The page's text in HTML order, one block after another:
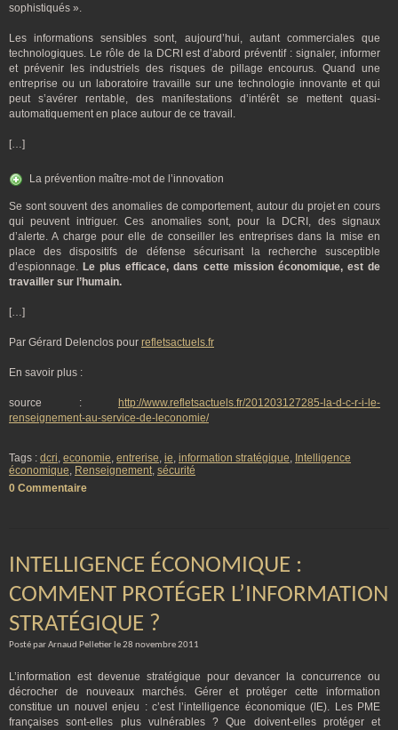
sophistiqués ».
Les informations sensibles sont, aujourd’hui, autant commerciales que
technologiques. Le rôle de la DCRI est d’abord préventif : signaler, informer
et prévenir les industriels des risques de pillage encourus. Quand une
entreprise ou un laboratoire travaille sur une technologie innovante et qui
peut s’avérer rentable, des manifestations d’intérêt se mettent quasi-
automatiquement en place autour de ce travail.
[…]
La prévention maître-mot de l’innovation
Se sont souvent des anomalies de comportement, autour du projet en cours
qui peuvent intriguer. Ces anomalies sont, pour la DCRI, des signaux
d’alerte. A charge pour elle de conseiller les entreprises dans la mise en
place des dispositifs de défense sécurisant la recherche susceptible
d’espionnage. Le plus efficace, dans cette mission économique, est de
travailler sur l’humain.
[…]
Par Gérard Delenclos pour refletsactuels.fr
En savoir plus :
source :
http://www.refletsactuels.fr/201203127285-la-d-c-r-i-le-
renseignement-au-service-de-leconomie/
Tags : dcri, economie, entrerise, ie, information stratégique, Intelligence
économique, Renseignement, sécurité
0 Commentaire
INTELLIGENCE ÉCONOMIQUE :
COMMENT PROTÉGER L’INFORMATION
STRATÉGIQUE ?
Posté par Arnaud Pelletier le 28 novembre 2011
L’information est devenue stratégique pour devancer la concurrence ou
décrocher de nouveaux marchés. Gérer et protéger cette information
constitue un nouvel enjeu : c’est l’intelligence économique (IE). Les PME
françaises sont-elles plus vulnérables ? Que doivent-elles protéger et